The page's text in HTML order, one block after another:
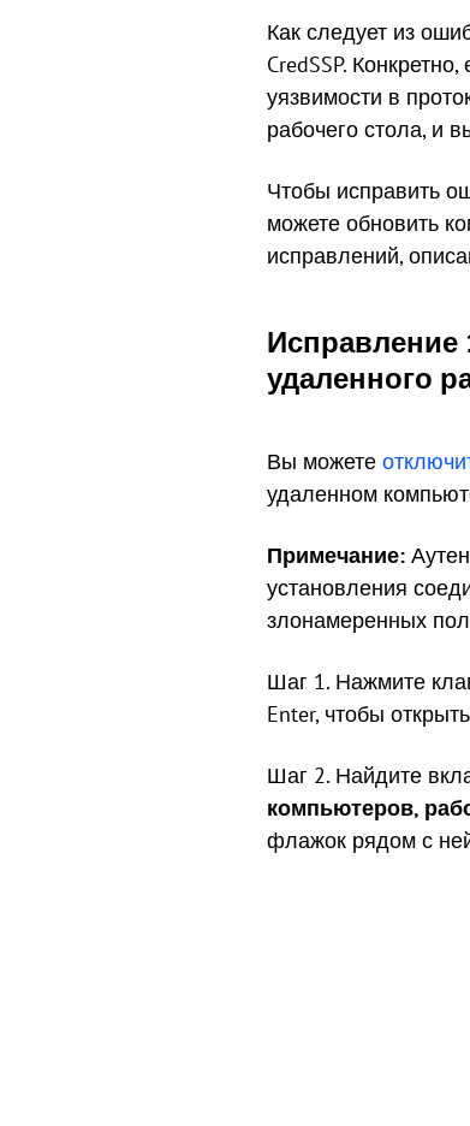
Как следует из
CredSSP.
уязвимости в
рабочего стола, и
Чтобы исправить
можете обновить
исправлений,
Исправление
удаленного
Вы можете
удаленном
Примечание:
установления
злонамеренных
Шаг 1. Нажмите
Enter, чтобы
Шаг 2. Найдите
компьютеров,
флажок рядом с